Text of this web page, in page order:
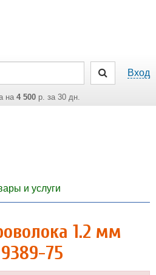
Вход
на 4 500р. за 30 дн.
и услуги
1.2 мм
75